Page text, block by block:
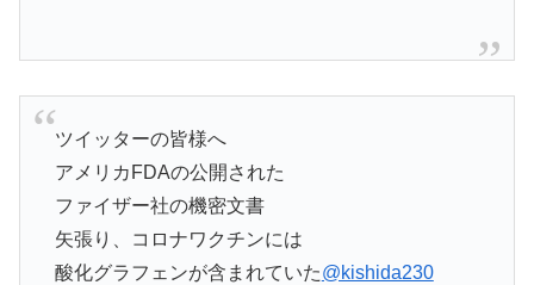
ツイッターの皆様へ
アメリカFDAの公開された
ファイザー社の機密文書
矢張り、コロナワクチンには
酸化グラフェンが含まれていた@kishida230